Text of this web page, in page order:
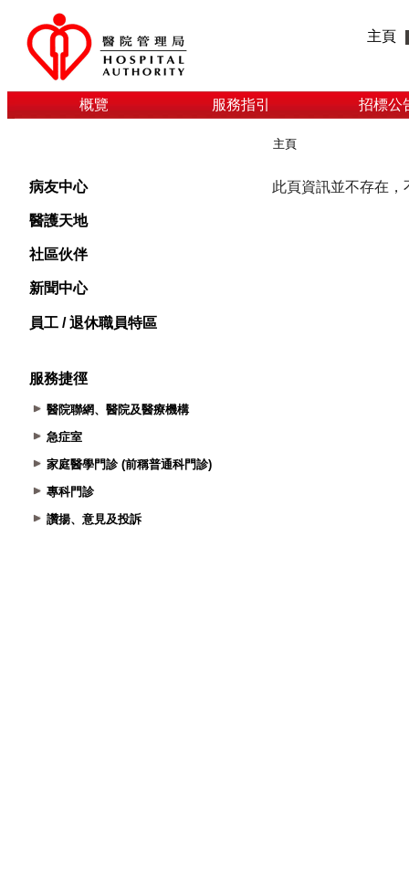
主頁
概覽 服務指引 招標公
病友中心
醫護天地
社區伙伴
新聞中心
員工 / 退休職員特區
服務捷徑
醫院聯網、醫院及醫療機構
急症室
家庭醫學門診 (前稱普通科門診)
專科門診
讚揚、意見及投訴
主頁